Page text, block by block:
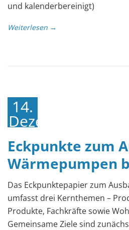
und kalenderbereinigt)
Weiterlesen →
14.
Dezember
2022
Eckpunkte zum
Wärmepumpen
Das Eckpunktepapier zum
umfasst drei Kernthemen –
Produkte, Fachkräfte sowie
Gemeinsame Ziele sind